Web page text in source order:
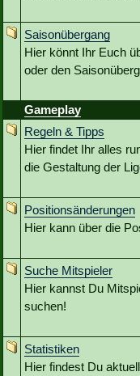
Saisonübergang
Hier könnt Ihr Euch
oder den
Gameplay
Regeln & Tipps
Hier findet Ihr alles
die Gestaltung der
Positionsänderungen
Hier kann über die
Suche Mitspieler
Hier kannst Du
suchen!
Statistiken
Hier findest Du